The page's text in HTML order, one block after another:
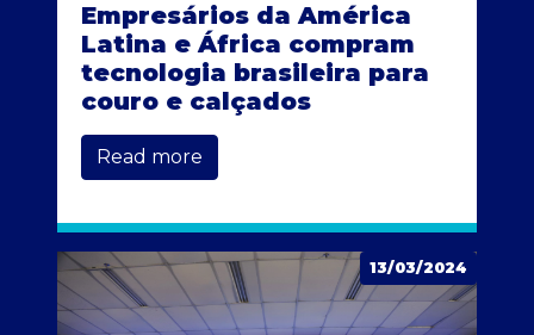
Empresários da América
Latina e África compram
tecnologia brasileira para
couro e calçados
Read more
13/03/2024